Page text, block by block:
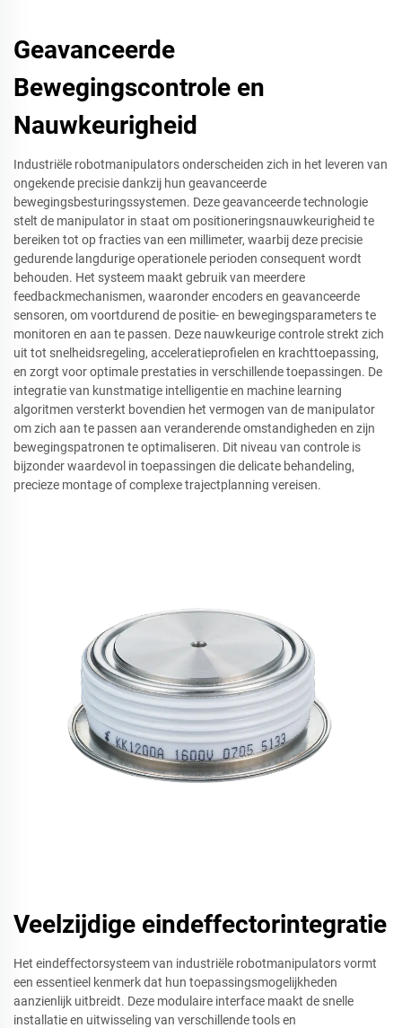
Geavanceerde
Bewegingscontrole en
Nauwkeurigheid
Industriële robotmanipulators onderscheiden zich in het leveren van
ongekende precisie dankzij hun geavanceerde
bewegingsbesturingssystemen. Deze geavanceerde technologie
stelt de manipulator in staat om positioneringsnauwkeurigheid te
bereiken tot op fracties van een millimeter, waarbij deze precisie
gedurende langdurige operationele perioden consequent wordt
behouden. Het systeem maakt gebruik van meerdere
feedbackmechanismen, waaronder encoders en geavanceerde
sensoren, om voortdurend de positie- en bewegingsparameters te
monitoren en aan te passen. Deze nauwkeurige controle strekt zich
uit tot snelheidsregeling, acceleratieprofielen en krachttoepassing,
en zorgt voor optimale prestaties in verschillende toepassingen. De
integratie van kunstmatige intelligentie en machine learning
algoritmen versterkt bovendien het vermogen van de manipulator
om zich aan te passen aan veranderende omstandigheden en zijn
bewegingspatronen te optimaliseren. Dit niveau van controle is
bijzonder waardevol in toepassingen die delicate behandeling,
precieze montage of complexe trajectplanning vereisen.
Veelzijdige eindeffectorintegratie
Het eindeffectorsysteem van industriële robotmanipulators vormt
een essentieel kenmerk dat hun toepassingsmogelijkheden
aanzienlijk uitbreidt. Deze modulaire interface maakt de snelle
installatie en uitwisseling van verschillende tools en